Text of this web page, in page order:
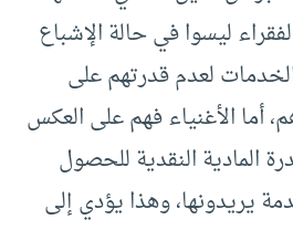
ليسوا في حالة الإشباع
لعدم قدرتهم على
أما الأغنياء فهم على العكس
المادية النقدية للحصول
يريدونها، وهذا يؤدي إلى